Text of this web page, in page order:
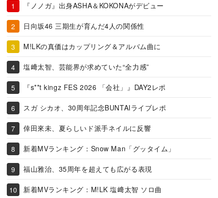
『ノノガ』出身ASHA＆KOKONAがデビュー
日向坂46 三期生が育んだ4人の関係性
M!LKの真価はカップリング＆アルバム曲に
塩﨑太智、芸能界が求めていた“全力感”
『s**t kingz FES 2026 「会社」』DAY2レポ
スガ シカオ、30周年記念BUNTAIライブレポ
倖田來未、夏らしいド派手ネイルに反響
新着MVランキング：Snow Man「グッタイム」
福山雅治、35周年を超えても広がる表現
新着MVランキング：M!LK 塩﨑太智 ソロ曲